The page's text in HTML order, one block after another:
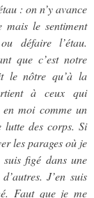
: on n’y avance
mais le sentiment
défaire l’étau.
que c’est notre
le nôtre qu’à la
à ceux qui
moi comme un
des corps. Si
les parages où je
figé dans une
J’en suis
Faut que je me